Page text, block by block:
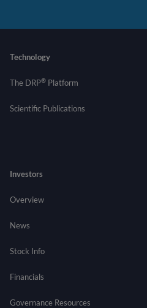
Technology
The DRP® Platform
Scientific Publications
Investors
Overview
News
Stock Info
Financials
Governance Resources